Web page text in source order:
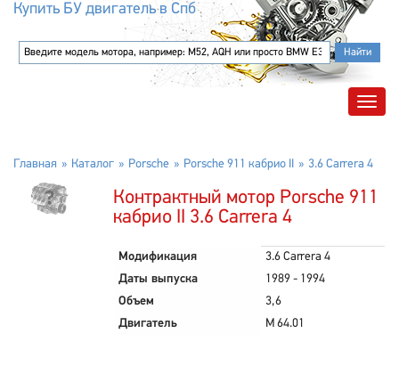
Купить БУ двигатель в Спб
Главная Каталог Porsche Porsche 911 кабрио II 3.6 Carrera 4
Контрактный мотор Porsche 911
кабрио II 3.6 Carrera 4
Модификация
3.6 Carrera 4
Даты выпуска
1989 - 1994
Объем
3,6
Двигатель
M 64.01